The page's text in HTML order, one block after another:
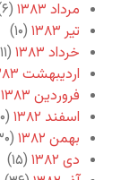
مرداد ۱۳۸۳
(۶)
تیر ۱۳۸۳
(۱۰)
خرداد ۱۳۸۳
(۱۱)
اردیبهشت ۱۳۸۳
فروردین ۱۳۸۳
اسفند ۱۳۸۲
(۲۰)
بهمن ۱۳۸۲
(۳۰)
دی ۱۳۸۲
(۱۵)